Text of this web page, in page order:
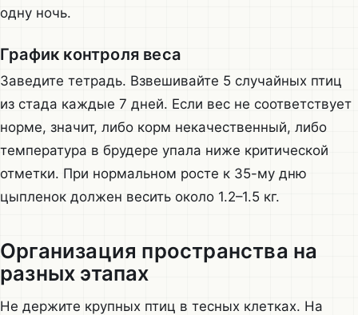
одну ночь.
График контроля веса
Заведите тетрадь. Взвешивайте 5 случайных птиц
из стада каждые 7 дней. Если вес не соответствует
норме, значит, либо корм некачественный, либо
температура в брудере упала ниже критической
отметки. При нормальном росте к 35-му дню
цыпленок должен весить около 1.2–1.5 кг.
Организация пространства на
разных этапах
Не держите крупных птиц в тесных клетках. На